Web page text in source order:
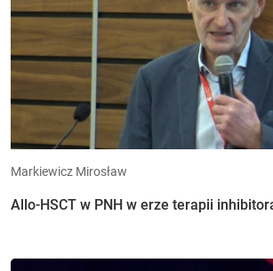
Markiewicz Mirosław
Allo-HSCT w PNH w erze terapii